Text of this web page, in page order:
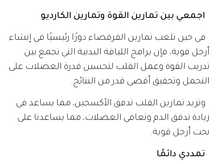
اجمعي بين تمارين القوة وتمارين الكارديو
في حين تلعب تمارين القرفصاء دورًا رئيسيًا في إنشاء
أرجل قوية، فإن برامج اللياقة البدنية التي تجمع بين
تدريب القوة وعمل القلب لتحسين قدرة العضلات على
التحمل وتحقيق أقصى قدر من النتائج.
وتزيد تمارين القلب تدفق الأكسجين، مما يساعد في
زيادة تدفق الدم وتعافي العضلات، مما يساعدنا على
نحت أرجل قوية.
تمددي دائمًا